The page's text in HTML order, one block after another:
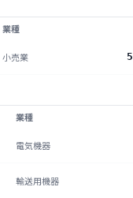
業種
小売業
業種
電気機器
輸送用機器